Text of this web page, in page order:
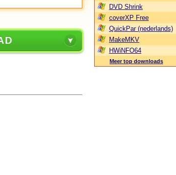
DVD Shrink
coverXP Free
QuickPar (nederlands)
MakeMKV
HWiNFO64
Meer top downloads